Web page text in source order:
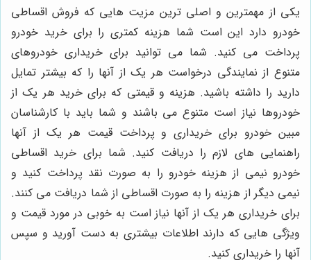
یکی از مهمترین و اصلی ترین مزیت هایی که فروش اقساطی
خودرو دارد این است شما هزینه کمتری را برای خرید خودرو
پرداخت می کنید. شما می توانید برای خریداری خودروهای
متنوع از نمایندگی درخواست هر یک از آنها را که بیشتر تمایل
دارید را داشته باشید. هزینه و قیمتی که برای خرید هر یک از
خودروها نیاز است متنوع می باشند و شما باید با کارشناسان
مبین خودرو برای خریداری و پرداخت قیمت هر یک از آنها
راهنمایی های لازم را دریافت کنید. شما برای خرید اقساطی
خودرو نیمی از هزینه خودرو را به صورت نقد پرداخت کنید و
نیمی دیگر از هزینه را به صورت اقساطی از شما دریافت می کنند.
برای خریداری هر یک از آنها نیاز است به خوبی در مورد قیمت و
ویژگی هایی که دارند اطلاعات بیشتری به دست آورید و سپس
آنها را خریداری کنید.